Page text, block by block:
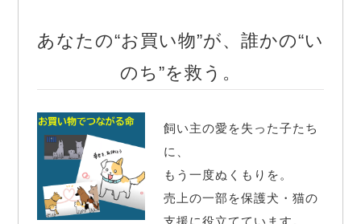
あなたの“お買い物”が、誰かの“い
のち”を救う。
飼い主の愛を失った子たち
に、
もう一度ぬくもりを。
売上の一部を保護犬・猫の